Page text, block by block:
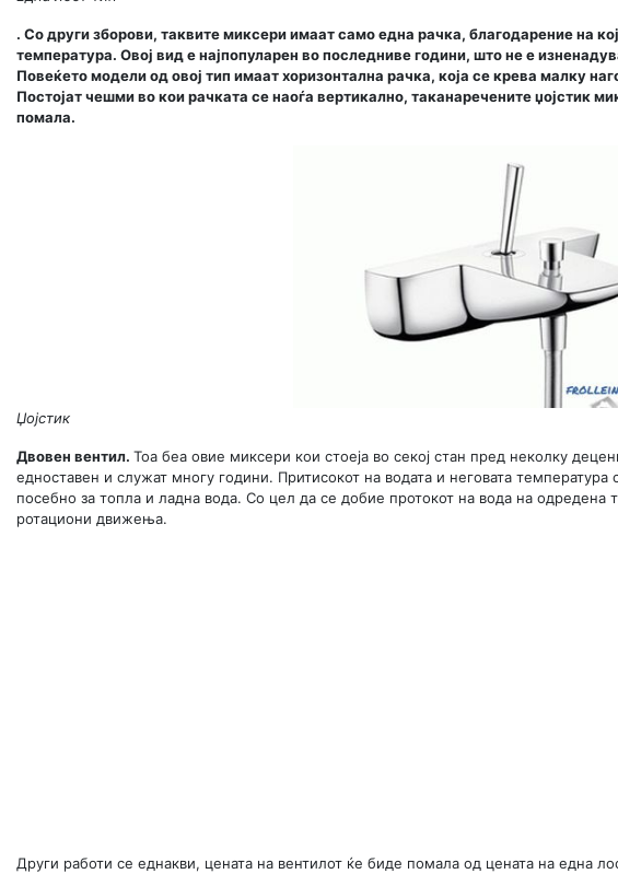
. Со други зборови, таквите миксери имаат само една рачка, благодарение на
температура. Овој вид е најпопуларен во последниве години, што не е
Повеќето модели од овој тип имаат хоризонтална рачка, која се крева малку
Постојат чешми во кои рачката се наоѓа вертикално, таканаречените џојстик
помала.
Џојстик
Двовен вентил. Тоа беа овие миксери кои стоеја во секој стан пред неколку
едноставен и служат многу години. Притисокот на водата и неговата температура
посебно за топла и ладна вода. Со цел да се добие протокот на вода на одредена
ротациони движења.
Други работи се еднакви, цената на вентилот ќе биде помала од цената на една